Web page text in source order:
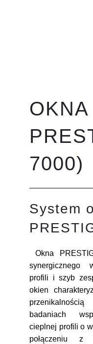
OKNA
7000)
System
Okna
synergicznego
profili i szyb
okien
badaniach
cieplnej profili o
połączeniu z